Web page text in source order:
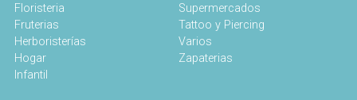
Floristeria
Fruterias
Herboristerías
Hogar
Infantil
Supermercados
Tattoo y Piercing
Varios
Zapaterias